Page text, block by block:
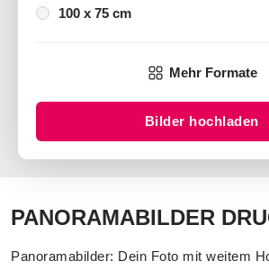
100 x 75 cm
Mehr Formate
Bilder hochladen
PANORAMABILDER
Panoramabilder: Dein Foto mit weitem